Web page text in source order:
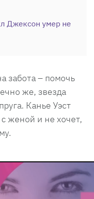
Джексон умер не
забота – помочь
же, звезда
Канье Уэст
женой и не хочет,